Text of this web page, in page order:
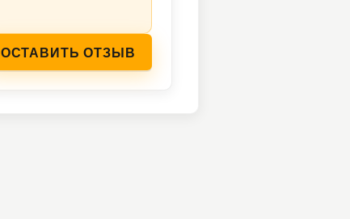
ОСТАВИТЬ ОТЗЫВ